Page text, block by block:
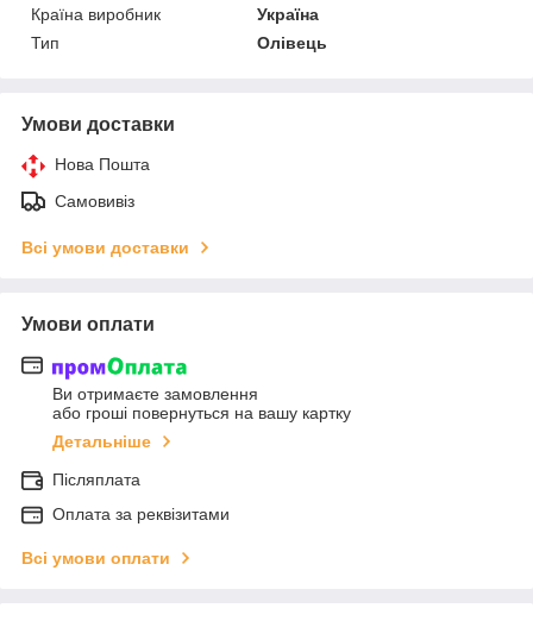
Країна виробник
Україна
Тип
Олівець
Умови доставки
Нова Пошта
Самовивіз
Всі умови доставки
Умови оплати
Ви отримаєте замовлення
або гроші повернуться на вашу картку
Детальніше
Післяплата
Оплата за реквізитами
Всі умови оплати